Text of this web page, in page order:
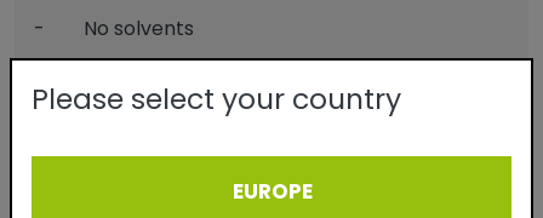
- No solvents
- Easy to process and clean
- Applicable on aluminium, steel and
Please select your country
EUROPE